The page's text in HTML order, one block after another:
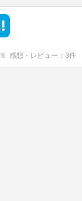
％ 感想・レビュー 3件